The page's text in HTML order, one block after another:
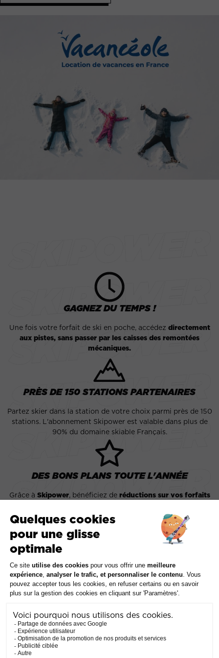
GAGNEZ DU TEMPS !
Une fois votre forfait de ski en poche, accédez directement
aux pistes, sans passer par les caisses des remontées
mécaniques.
PRÈS DE 150 STATIONS PARTENAIRES
Partez skier dans la station de votre choix parmi près de 150
stations. L'abonnement Skipower est valable dans plus de
90% du domaine skiable Français.
DES BONS PLANS TOUTE L'ANNÉE
Grâce à Skipower, bénéficiez de réductions sur vos forfaits